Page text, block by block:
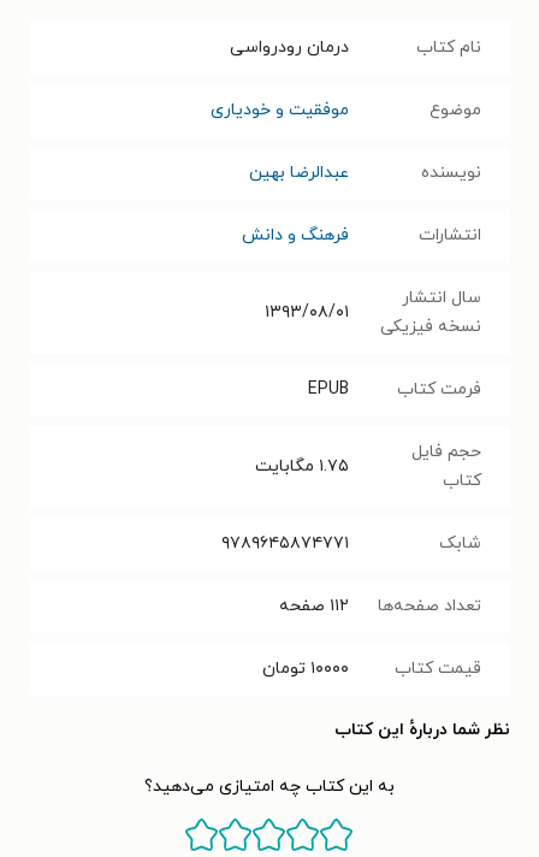
نام کتاب درمان رودرواسی
موضوع موفقیت و خودیاری
نویسنده عبدالرضا بهین
انتشارات فرهنگ و دانش
سال انتشار
نسخه فیزیکی
۱۳۹۳/۰۸/۰۱
فرمت کتاب EPUB
حجم فایل
کتاب
۱.۷۵ مگابایت
شابک ۹۷۸۹۶۴۵۸۷۴۷۷۱
تعداد صفحه‌ها ۱۱۲ صفحه
قیمت کتاب ۱۰۰۰۰ تومان
نظر شما دربارهٔ این کتاب
به این کتاب چه امتیازی می‌دهید؟